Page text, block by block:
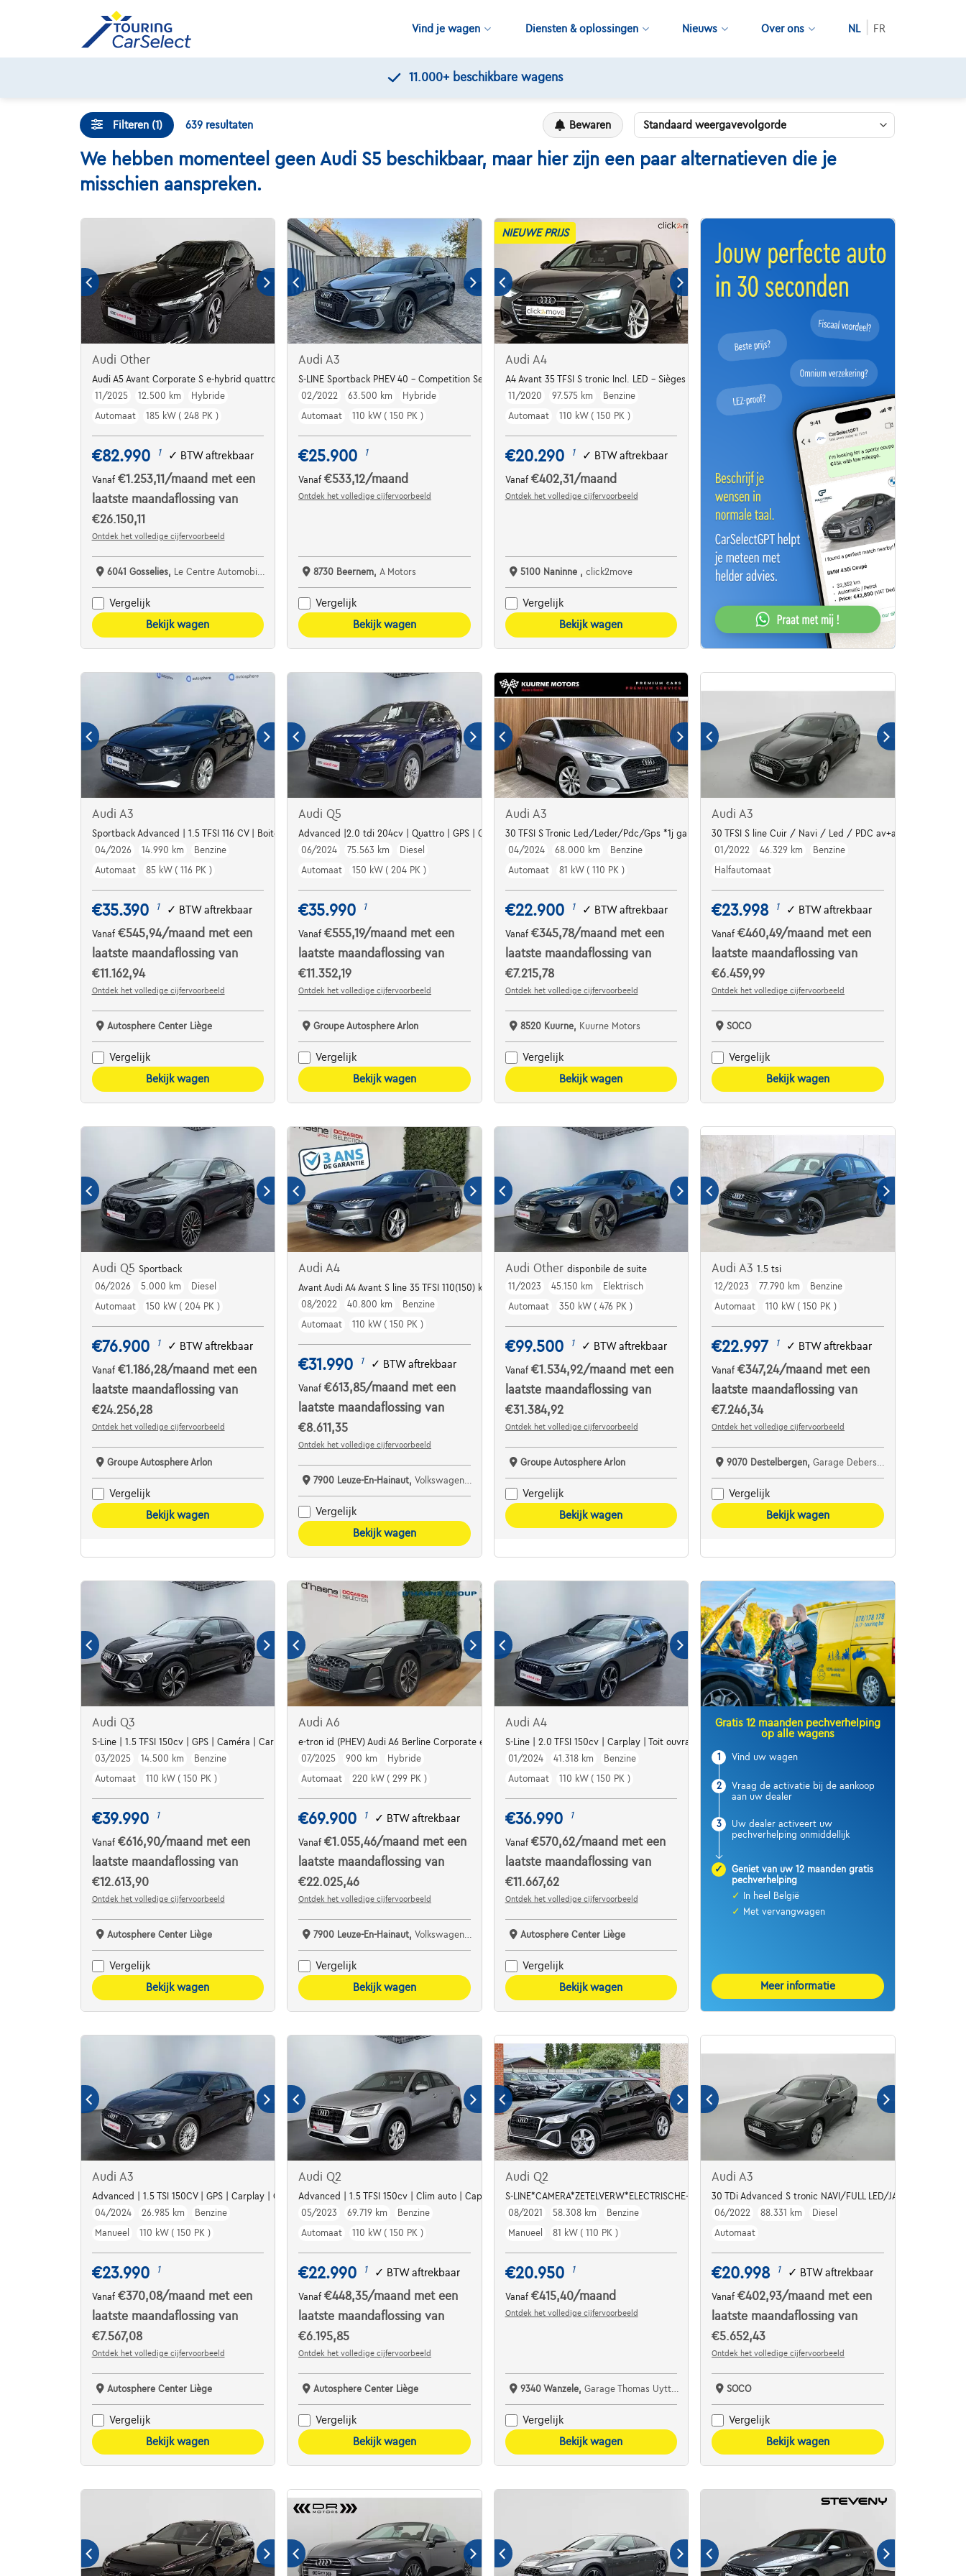
Vind je wagen Diensten & oplossingen Nieuws Over ons NL FR
11.000+ beschikbare wagens
Filteren (1) 639 resultaten Bewaren
We hebben momenteel geen Audi S5 beschikbaar, maar hier zijn een paar alternatieven die je
misschien aanspreken.
Audi Other
Audi A5 Avant Corporate S e-hybrid quattro 220 kW S tronic
11/2025
12.500 km
Hybride
Automaat
185 kW ( 248 PK )
€82.990 1 ✓ BTW aftrekbaar
Vanaf €1.253,11 /maand met een
laatste maandaflossing van
€26.150,11
Ontdek het volledige cijfervoorbeeld
6041 Gosselies, Le Centre Automobile Audi
Vergelijk
Bekijk wagen
Audi A3
S-LINE Sportback PHEV 40 - Competition Seats
02/2022
63.500 km
Hybride
Automaat
110 kW ( 150 PK )
€25.900 1
Vanaf€533,12/maand
Ontdek het volledige cijfervoorbeeld
8730 Beernem, A Motors
Vergelijk
Bekijk wagen
NIEUWE PRIJS
Audi A4
A4 Avant 35 TFSI S tronic Incl. LED - Sièges sport - Privacy Glass
11/2020
97.575 km
Benzine
Automaat
110 kW ( 150 PK )
€20.290 1 ✓ BTW aftrekbaar
Vanaf €402,31 /maand
Ontdek het volledige cijfervoorbeeld
5100 Naninne , click2move
Vergelijk
Bekijk wagen
Audi A3
Sportback Advanced | 1.5 TFSI 116 CV | Boite auto | Camera | GPS | Carplay | + kit hiver | kms evolu
04/2026
14.990 km
Benzine
Automaat
85 kW ( 116 PK )
€35.390 1 ✓ BTW aftrekbaar
Vanaf €545,94/maand met een
laatste maandaflossing van
€11.162,94
Ontdek het volledige cijfervoorbeeld
Autosphere Center Liège
Vergelijk
Bekijk wagen
Audi Q5
Advanced |2.0 tdi 204cv | Quattro | GPS | Caméra | Carplay | Attelage
06/2024
75.563 km
Diesel
Automaat
150 kW ( 204 PK )
€35.990 1
Vanaf€555,19/maand met een
laatste maandaflossing van
€11.352,19
Ontdek het volledige cijfervoorbeeld
Groupe Autosphere Arlon
Vergelijk
Bekijk wagen
Audi A3
30 TFSI S Tronic Led/Leder/Pdc/Gps *1j garantie*
04/2024
68.000 km
Benzine
Automaat
81 kW ( 110 PK )
€22.900 1 ✓ BTW aftrekbaar
Vanaf €345,78/maand met een
laatste maandaflossing van
€7.215,78
Ontdek het volledige cijfervoorbeeld
8520 Kuurne, Kuurne Motors
Vergelijk
Bekijk wagen
Audi A3
30 TFSI S line Cuir / Navi / Led / PDC av+ar
01/2022
46.329 km
Benzine
Halfautomaat
€23.998 1 ✓ BTW aftrekbaar
Vanaf€460,49/maand met een
laatste maandaflossing van
€6.459,99
Ontdek het volledige cijfervoorbeeld
SOCO
Vergelijk
Bekijk wagen
Audi Q5 Sportback
06/2026
5.000 km
Diesel
Automaat
150 kW ( 204 PK )
€76.900 1 ✓ BTW aftrekbaar
Vanaf €1.186,28/maand met een
laatste maandaflossing van
€24.256,28
Ontdek het volledige cijfervoorbeeld
Groupe Autosphere Arlon
Vergelijk
Bekijk wagen
Audi A4
Avant Audi A4 Avant S line 35 TFSI 110(150) kW(PS) S tronic
08/2022
40.800 km
Benzine
Automaat
110 kW ( 150 PK )
€31.990 1 ✓ BTW aftrekbaar
Vanaf€613,85/maand met een
laatste maandaflossing van
€8.611,35
Ontdek het volledige cijfervoorbeeld
7900 Leuze-En-Hainaut,Volkswagen D'Haene Leuze
Vergelijk
Bekijk wagen
Audi Other disponbile de suite
11/2023
45.150 km
Elektrisch
Automaat
350 kW ( 476 PK )
€99.500 1 ✓ BTW aftrekbaar
Vanaf €1.534,92/maand met een
laatste maandaflossing van
€31.384,92
Ontdek het volledige cijfervoorbeeld
Groupe Autosphere Arlon
Vergelijk
Bekijk wagen
Audi A31.5 tsi
12/2023
77.790 km
Benzine
Automaat
110 kW ( 150 PK )
€22.997 1 ✓ BTW aftrekbaar
Vanaf€347,24/maand met een
laatste maandaflossing van
€7.246,34
Ontdek het volledige cijfervoorbeeld
9070 Destelbergen,Garage Debersaques
Vergelijk
Bekijk wagen
Audi Q3
S-Line | 1.5 TFSI 150cv | GPS | Caméra | Carplay | Capteurs Av+Ar | Virtual Cockpit | Sonos | Sièges
03/2025
14.500 km
Benzine
Automaat
110 kW ( 150 PK )
€39.990 1
Vanaf €616,90/maand met een
laatste maandaflossing van
€12.613,90
Ontdek het volledige cijfervoorbeeld
Autosphere Center Liège
Vergelijk
Bekijk wagen
Audi A6
e-tron id (PHEV) Audi A6 Berline Corporate e-hybrid quattro 220 kW S tronic
07/2025
900 km
Hybride
Automaat
220 kW ( 299 PK )
€69.900 1 ✓ BTW aftrekbaar
Vanaf€1.055,46/maand met een
laatste maandaflossing van
€22.025,46
Ontdek het volledige cijfervoorbeeld
7900 Leuze-En-Hainaut,Volkswagen D'Haene Leuze
Vergelijk
Bekijk wagen
Audi A4
S-Line | 2.0 TFSI 150cv | Carplay | Toit ouvrant | Caméra | Sièges Av chauffants
01/2024
41.318 km
Benzine
Automaat
110 kW ( 150 PK )
€36.990 1
Vanaf €570,62/maand met een
laatste maandaflossing van
€11.667,62
Ontdek het volledige cijfervoorbeeld
Autosphere Center Liège
Vergelijk
Bekijk wagen
Gratis 12 maanden pechverhelping
op alle wagens
1 Vind uw wagen
2
Vraag de activatie bij de aankoop
aan uw dealer
3
Uw dealer activeert uw
pechverhelping onmiddellijk
✓
Geniet van uw 12 maanden gratis
pechverhelping
✓
In heel België
✓ Met vervangwagen
Meer informatie
Audi A3
Advanced | 1.5 TSI 150CV | GPS | Carplay | Cuir
04/2024
26.985 km
Benzine
Manueel
110 kW ( 150 PK )
€23.990 1
Vanaf €370,08/maand met een
laatste maandaflossing van
€7.567,08
Ontdek het volledige cijfervoorbeeld
Autosphere Center Liège
Vergelijk
Bekijk wagen
Audi Q2
Advanced | 1.5 TFSI 150cv | Clim auto | Capteur AV+AR| Bluetooth | GPS
05/2023
69.719 km
Benzine
Automaat
110 kW ( 150 PK )
€22.990 1 ✓ BTW aftrekbaar
Vanaf€448,35/maand met een
laatste maandaflossing van
€6.195,85
Ontdek het volledige cijfervoorbeeld
Autosphere Center Liège
Vergelijk
Bekijk wagen
Audi Q2
S-LINE*CAMERA*ZETELVERW*ELECTRISCHE-KOFFER*VIRTUALCOCKPIT*LEDER*
08/2021
58.308 km
Benzine
Manueel
81 kW ( 110 PK )
€20.950 1
Vanaf €415,40/maand
Ontdek het volledige cijfervoorbeeld
9340 Wanzele, Garage Thomas Uyttendaele
Vergelijk
Bekijk wagen
Audi A3
30 TDi Advanced S tronic NAVI/FULL LED/JA17/PDC
06/2022
88.331 km
Diesel
Automaat
€20.998 1 ✓ BTW aftrekbaar
Vanaf€402,93/maand met een
laatste maandaflossing van
€5.652,43
Ontdek het volledige cijfervoorbeeld
SOCO
Vergelijk
Bekijk wagen